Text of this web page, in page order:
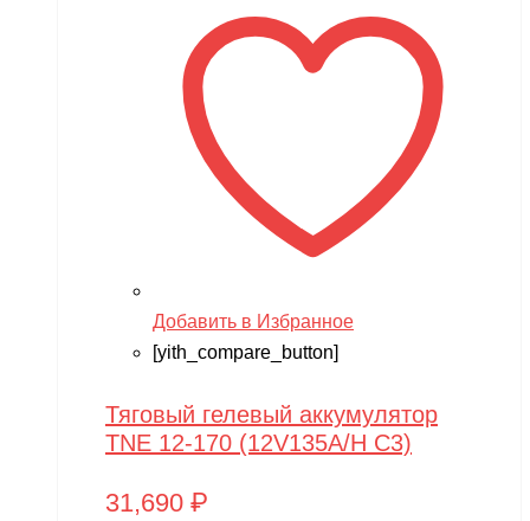
Добавить в Избранное
[yith_compare_button]
Тяговый гелевый аккумулятор
TNE 12-170 (12V135A/H C3)
31,690 ₽